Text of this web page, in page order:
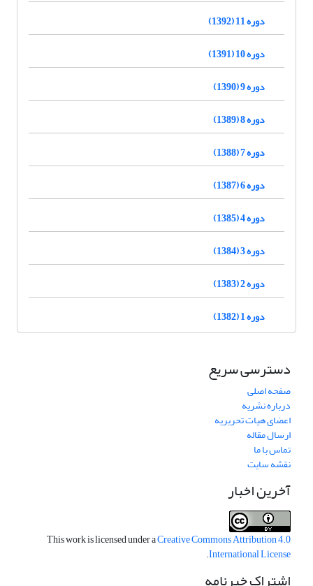
دوره 11 (1392)
دوره 10 (1391)
دوره 9 (1390)
دوره 8 (1389)
دوره 7 (1388)
دوره 6 (1387)
دوره 4 (1385)
دوره 3 (1384)
دوره 2 (1383)
دوره 1 (1382)
دسترسی سریع
صفحه اصلی
درباره نشریه
اعضای هیات تحریریه
ارسال مقاله
تماس با ما
نقشه سایت
آخرین اخبار
This work is licensed under aCreative Commons Attribution 4.0
International License
.
اشتراک خبرنامه